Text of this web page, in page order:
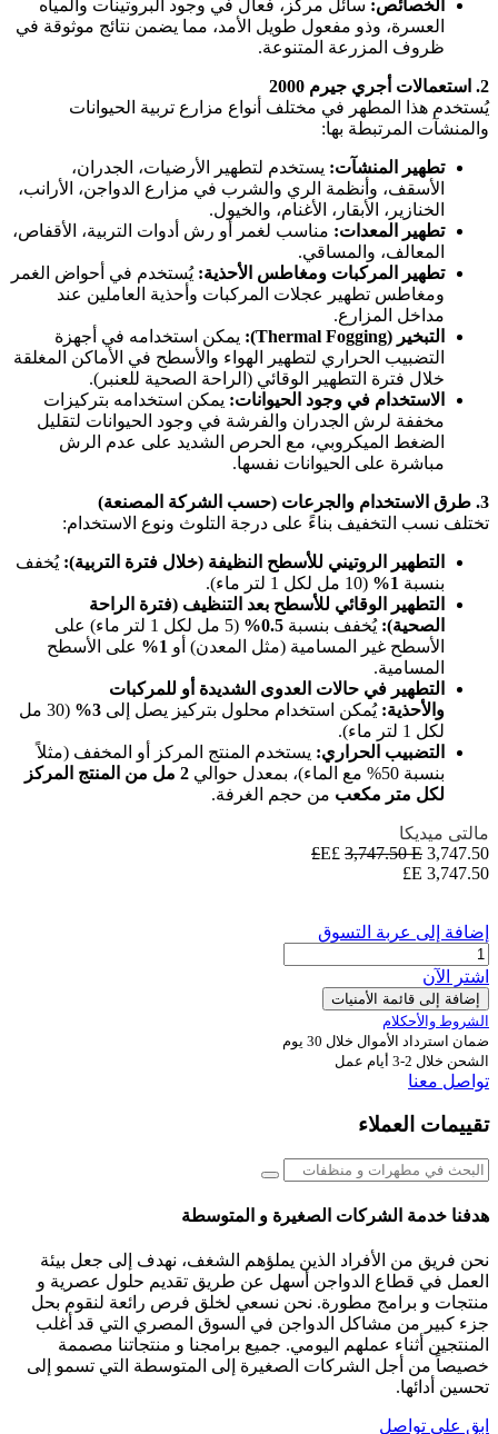
الخصائص: سائل مركز، فعال في وجود البروتينات والمياه
العسرة، وذو مفعول طويل الأمد، مما يضمن نتائج موثوقة في
ظروف المزرعة المتنوعة.
2. استعمالات أجري جيرم 2000
يُستخدم هذا المطهر في مختلف أنواع مزارع تربية الحيوانات
والمنشآت المرتبطة بها:
تطهير المنشآت: يستخدم لتطهير الأرضيات، الجدران،
الأسقف، وأنظمة الري والشرب في مزارع الدواجن، الأرانب،
الخنازير، الأبقار، الأغنام، والخيول.
تطهير المعدات: مناسب لغمر أو رش أدوات التربية، الأقفاص،
المعالف، والمساقي.
تطهير المركبات ومغاطس الأحذية: يُستخدم في أحواض الغمر
ومغاطس تطهير عجلات المركبات وأحذية العاملين عند
مداخل المزارع.
التبخير (Thermal Fogging):
يمكن استخدامه في أجهزة
التضبيب الحراري لتطهير الهواء والأسطح في الأماكن المغلقة
خلال فترة التطهير الوقائي (الراحة الصحية للعنبر).
الاستخدام في وجود الحيوانات: يمكن استخدامه بتركيزات
مخففة لرش الجدران والفرشة في وجود الحيوانات لتقليل
الضغط الميكروبي، مع الحرص الشديد على عدم الرش
مباشرة على الحيوانات نفسها.
3. طرق الاستخدام والجرعات (حسب الشركة المصنعة)
تختلف نسب التخفيف بناءً على درجة التلوث ونوع الاستخدام:
التطهير الروتيني للأسطح النظيفة (خلال فترة التربية): يُخفف
بنسبة 1%
(10 مل لكل 1 لتر ماء).
التطهير الوقائي للأسطح بعد التنظيف (فترة الراحة
الصحية): يُخفف بنسبة 0.5%
(5 مل لكل 1 لتر ماء) على
الأسطح غير المسامية (مثل المعدن) أو 1%
على الأسطح
المسامية.
التطهير في حالات العدوى الشديدة أو للمركبات
والأحذية: يُمكن استخدام محلول بتركيز يصل إلى 3%
(30 مل
لكل 1 لتر ماء).
التضبيب الحراري: يستخدم المنتج المركز أو المخفف (مثلاً
بنسبة 50% مع الماء)، بمعدل حوالي
2 مل من المنتج المركز
لكل متر مكعب من حجم الغرفة.
مالتى ميديكا
3,747.50
3,747.50E£
3,747.50
إضافة إلى عربة التسوق
اشترِ الآن
إضافة إلى قائمة الأمنيات
الشروط والأحكلام
ضمان استرداد الأموال خلال 30 يوم
الشحن خلال 2-3 أيام عمل
تواصل معنا
تقييمات العملاء
هدفنا خدمة الشركات الصغيرة و المتوسطة
نحن فريق من الأفراد الذين يملؤهم الشغف، نهدف إلى جعل بيئة
العمل في قطاع الدواجن أسهل عن طريق تقديم حلول عصرية و
منتجات و برامج مطورة. نحن نسعي لخلق فرص رائعة لنقوم بحل
جزء كبير من مشاكل الدواجن في السوق المصري التي قد أغلب
المنتجين أثناء عملهم اليومي. جميع برامجنا و منتجاتنا مصممة
خصيصاً من أجل الشركات الصغيرة إلى المتوسطة التي تسمو إلى
تحسين أدائها.
ابق على تواصل